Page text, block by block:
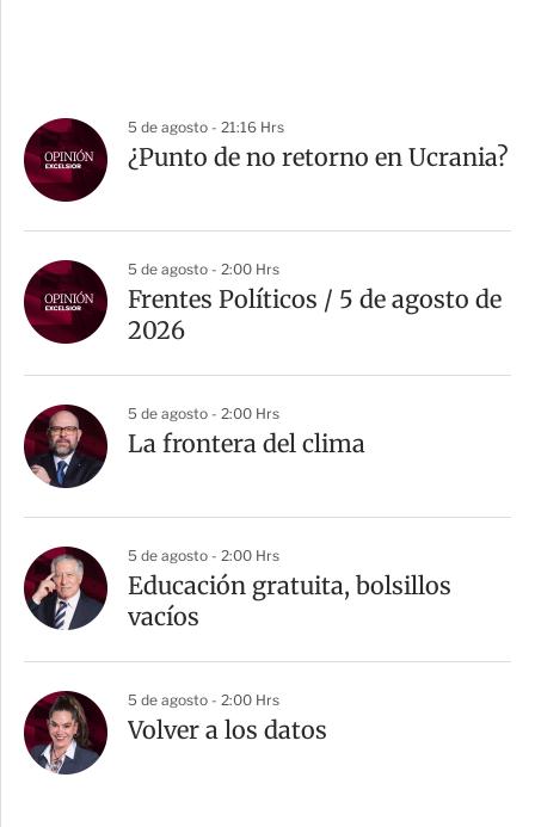
5 de agosto - 21:16 Hrs
¿Punto de no retorno en Ucrania?
5 de agosto - 2:00 Hrs
Frentes Políticos / 5 de agosto de
2026
5 de agosto - 2:00 Hrs
La frontera del clima
5 de agosto - 2:00 Hrs
Educación gratuita, bolsillos
vacíos
5 de agosto - 2:00 Hrs
Volver a los datos